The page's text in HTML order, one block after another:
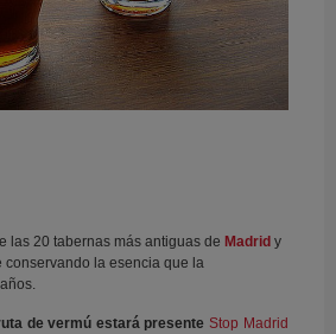
las 20 tabernas más antiguas de Madrid y
conservando la esencia que la
de vermú estará presente Stop Madrid